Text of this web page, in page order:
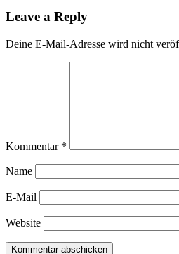
Leave a Reply
Deine E-Mail-Adresse wird nicht
Kommentar *
Name
E-Mail
Website